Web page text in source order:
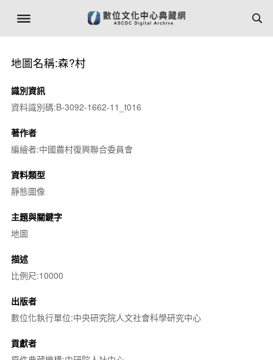
地圖名稱:森?村
識別資訊
資料識別碼:B-3092-1662-11_t016
著作者
編繪者:中國農村復興聯合委員會
資料類型
靜態圖像
主題與關鍵字
地圖
描述
比例尺:10000
出版者
數位化執行單位:中央研究院人文社會科學研究中心
貢獻者